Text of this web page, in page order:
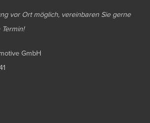
vor Ort möglich, vereinbaren Sie gerne
GmbH